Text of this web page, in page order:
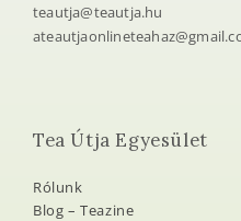
teautja@teautja.hu
Tea Útja Egyesület
Rólunk
Blog – Teazine